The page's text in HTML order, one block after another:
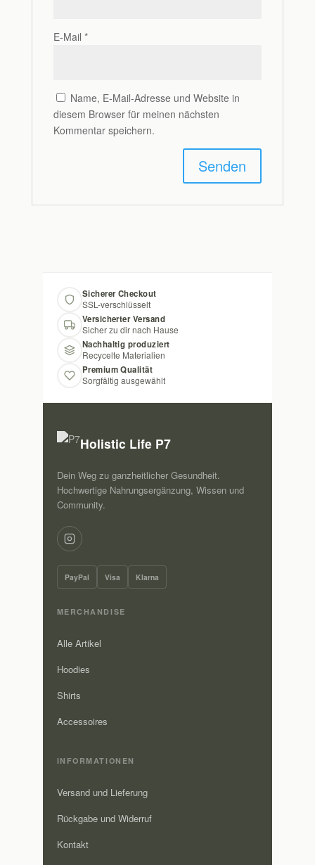
E-Mail *
Name, E-Mail-Adresse und Website in
diesem Browser für meinen nächsten
Kommentar speichern.
Sicherer Checkout
SSL-verschlüsselt
Versicherter Versand
Sicher zu dir nach Hause
Nachhaltig produziert
Recycelte Materialien
Premium Qualität
Sorgfältig ausgewählt
Holistic Life P7
Dein Weg zu ganzheitlicher Gesundheit.
Hochwertige Nahrungsergänzung, Wissen und
Community.
PayPal Visa Klarna
MERCHANDISE
Alle Artikel
Hoodies
Shirts
Accessoires
INFORMATIONEN
Versand und Lieferung
Rückgabe und Widerruf
Kontakt